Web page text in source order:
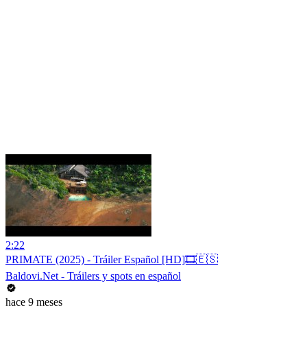
2:22
PRIMATE (2025) - Tráiler Español [HD]🎞️🇪🇸
Baldovi.Net - Tráilers y spots en español
hace 9 meses